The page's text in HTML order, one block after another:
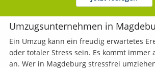
Umzugsunternehmen in
Ein Umzug kann ein freudig erwartetes
oder totaler Stress sein. Es kommt immer
an. Wer in Magdeburg stressfrei